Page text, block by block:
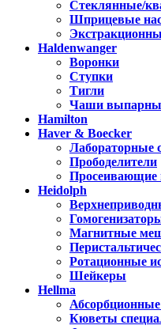
Стеклянные/
Шприцевые
Haldenwanger
Воронки
Ступки
Тигли
Чаши
Hamilton
Haver & Boecker
Лабораторные
Прободелители
Heidolph
Магнитные
Ротационные
Шейкеры
Hellma
Кюветы